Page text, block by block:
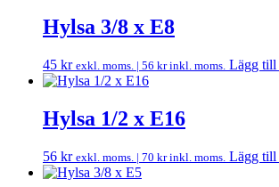
Hylsa 3/8 x E8
45 kr exkl. moms. | 56 krinkl. moms. Lägg till
Hylsa 1/2 x E16
56 kr exkl. moms. | 70 krinkl. moms. Lägg till